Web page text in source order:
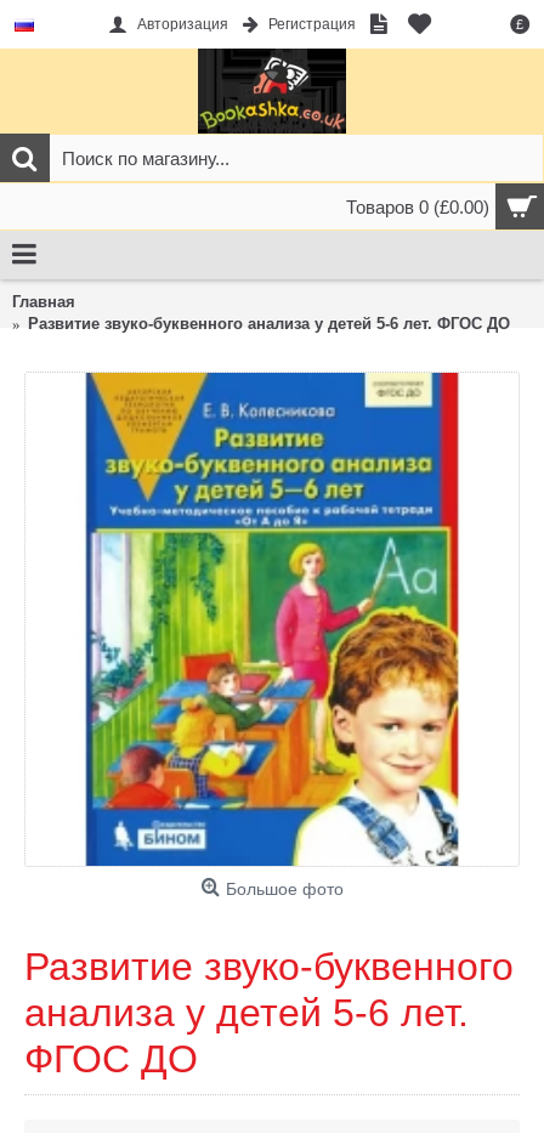
£
Авторизация Регистрация
Товаров 0 (£0.00)
Главная
Развитие звуко-буквенного анализа у детей 5-6 лет. ФГОС ДО
Большое фото
Развитие звуко-буквенного
анализа у детей 5-6 лет.
ФГОС ДО